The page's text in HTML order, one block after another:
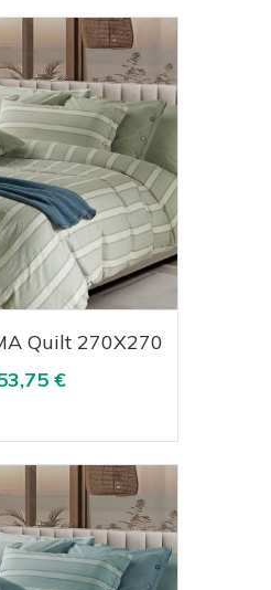
Visualizza
Quilt 270X270
€